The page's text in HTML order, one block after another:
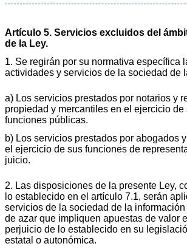
Artículo 5. Servicios excluidos del
de la Ley.
1. Se regirán por su normativa específica
actividades y servicios de la sociedad de
a) Los servicios prestados por notarios y
propiedad y mercantiles en el ejercicio de
funciones públicas.
b) Los servicios prestados por abogados
el ejercicio de sus funciones de
juicio.
2. Las disposiciones de la presente Ley,
lo establecido en el artículo 7.1, serán
servicios de la sociedad de la
de azar que impliquen apuestas de valor
perjuicio de lo establecido en su
estatal o autonómica.